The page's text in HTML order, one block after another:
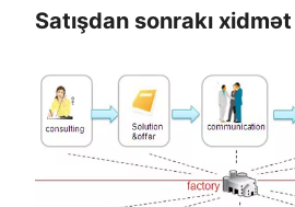
Satışdan sonrakı xidmət